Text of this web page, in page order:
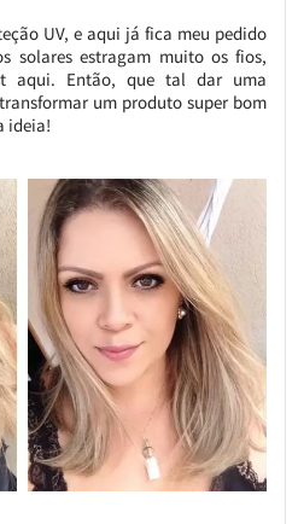
UV, e aqui já fica meu pedido
solares estragam muito os fios,
aqui. Então, que tal dar uma
um produto super bom
ideia!